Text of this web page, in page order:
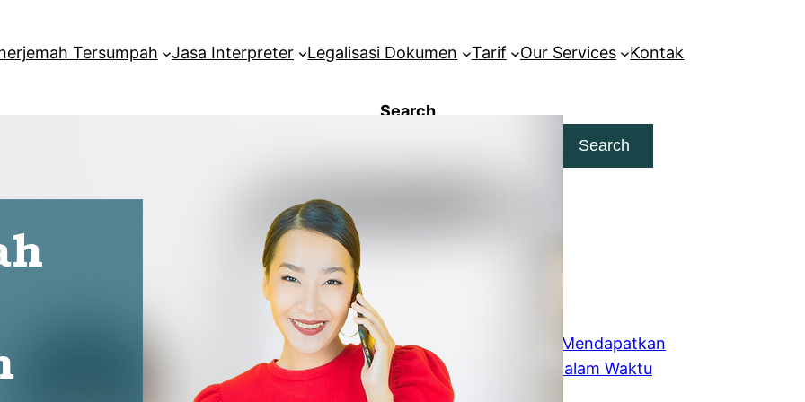
Tersumpah Jasa Interpreter Legalisasi Dokumen Tarif Our Services Kontak
Search
Search
10 Strategi Ampuh Mendapatkan
Skor IELTS Tinggi dalam Waktu
Singkat